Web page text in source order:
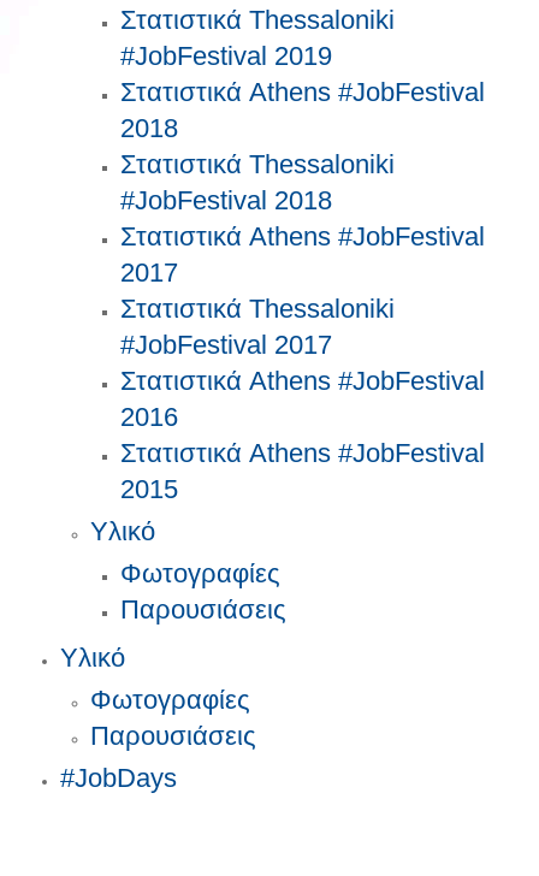
Στατιστικά Thessaloniki
#JobFestival 2019
Στατιστικά Athens #JobFestival
2018
Στατιστικά Thessaloniki
#JobFestival 2018
Στατιστικά Athens #JobFestival
2017
Στατιστικά Thessaloniki
#JobFestival 2017
Στατιστικά Athens #JobFestival
2016
Στατιστικά Athens #JobFestival
2015
Υλικό
Φωτογραφίες
Παρουσιάσεις
Υλικό
Φωτογραφίες
Παρουσιάσεις
#JobDays